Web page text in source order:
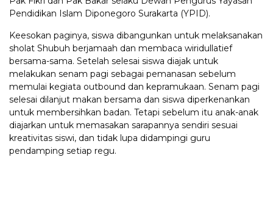
Pendidikan Islam Diponegoro Surakarta (YPID).
Keesokan paginya, siswa dibangunkan untuk melaksanakan
sholat Shubuh berjamaah dan membaca wiridullatief
bersama-sama. Setelah selesai siswa diajak untuk
melakukan senam pagi sebagai pemanasan sebelum
memulai kegiata outbound dan kepramukaan. Senam pagi
selesai dilanjut makan bersama dan siswa diperkenankan
untuk membersihkan badan. Tetapi sebelum itu anak-anak
diajarkan untuk memasakan sarapannya sendiri sesuai
kreativitas siswi, dan tidak lupa didampingi guru
pendamping setiap regu.